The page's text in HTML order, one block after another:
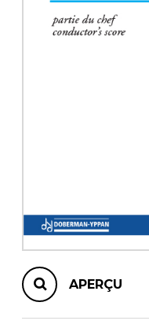
AUTRES PRODUITS
APERÇU